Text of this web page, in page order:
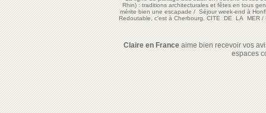
Rhin) : traditions architecturales et fêtes en tous
mérite bien une escapade/Séjour week-end à
Redoutable, c'est à Cherbourg, CITE DE LA MER/
Claire en Franceaime bien recevoir vos
espaces